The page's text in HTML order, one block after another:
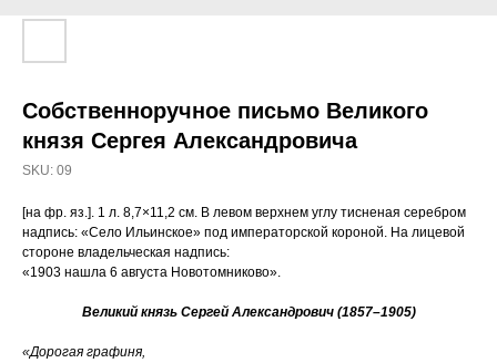
Собственноручное письмо Великого
князя Сергея Александровича
SKU: 09
[на фр. яз.]. 1 л. 8,7×11,2 см. В левом верхнем углу тисненая серебром
надпись: «Село Ильинское» под императорской короной. На лицевой
стороне владельческая надпись:
«1903 нашла 6 августа Новотомниково».
Великий князь Сергей Александрович (1857–1905)
«Дорогая графиня,